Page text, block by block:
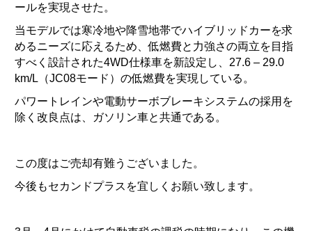
ールを実現させた。
当モデルでは寒冷地や降雪地帯でハイブリッドカーを求
めるニーズに応えるため、低燃費と力強さの両立を目指
すべく設計された4WD仕様車を新設定し、27.6 – 29.0
km/L（JC08モード）の低燃費を実現している。
パワートレインや電動サーボブレーキシステムの採用を
除く改良点は、ガソリン車と共通である。
この度はご売却有難うございました。
今後もセカンドプラスを宜しくお願い致します。